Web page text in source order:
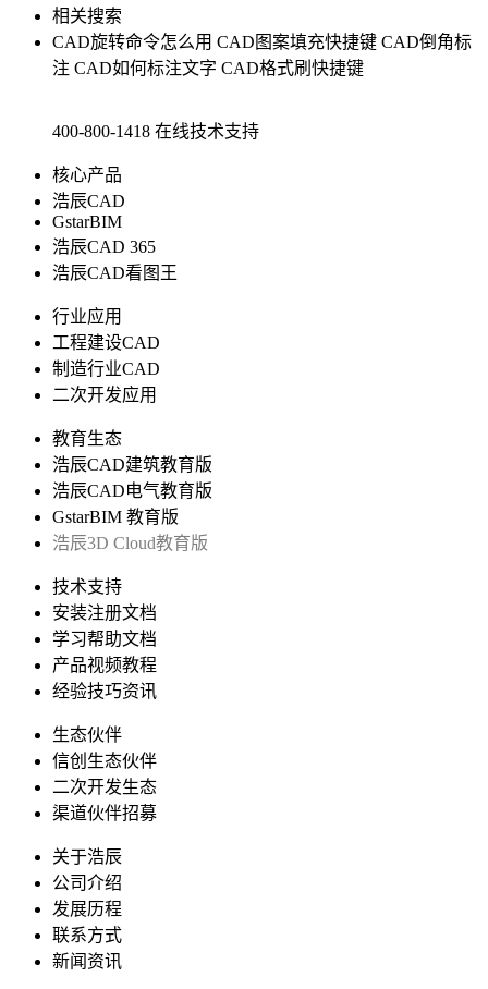
相关搜索
CAD旋转命令怎么用 CAD图案填充快捷键 CAD倒角标
注 CAD如何标注文字 CAD格式刷快捷键
400-800-1418 在线技术支持
核心产品
浩辰CAD
GstarBIM
浩辰CAD 365
浩辰CAD看图王
行业应用
工程建设CAD
制造行业CAD
二次开发应用
教育生态
浩辰CAD建筑教育版
浩辰CAD电气教育版
GstarBIM 教育版
浩辰3D Cloud教育版
技术支持
安装注册文档
学习帮助文档
产品视频教程
经验技巧资讯
生态伙伴
信创生态伙伴
二次开发生态
渠道伙伴招募
关于浩辰
公司介绍
发展历程
联系方式
新闻资讯